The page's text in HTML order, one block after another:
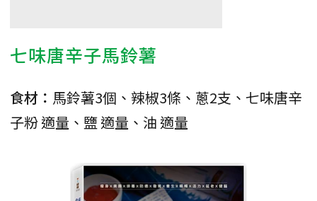
七味唐辛子馬鈴薯
食材： 馬鈴薯3個、辣椒3條、蔥2支、七味唐辛
子粉 適量、鹽 適量、油 適量